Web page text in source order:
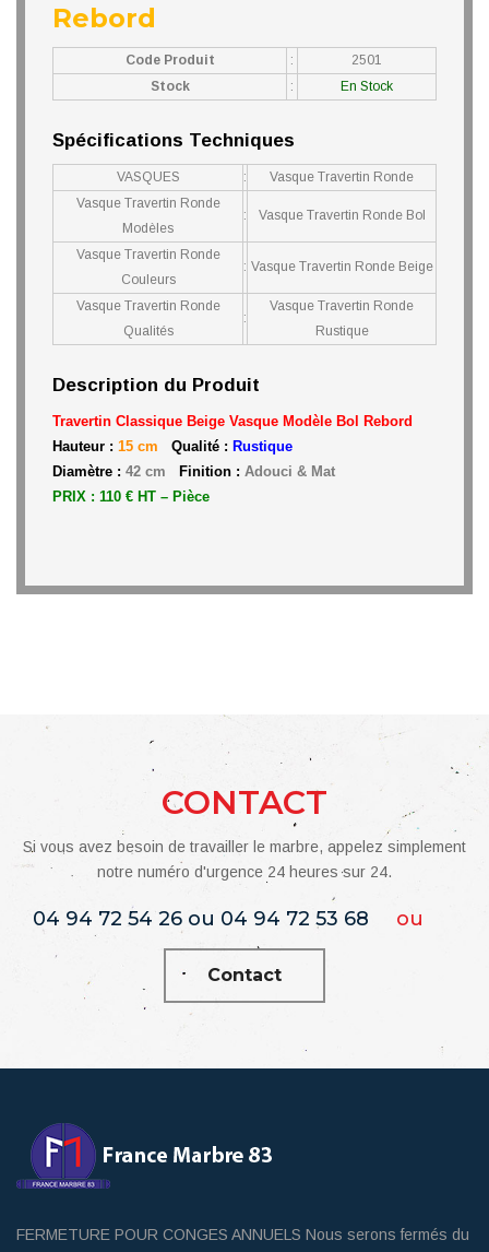
Rebord
Code Produit :
2501
Stock
: En Stock
Spécifications Techniques
VASQUES :
Vasque Travertin Ronde
Vasque Travertin Ronde
Modèles
: Vasque Travertin Ronde Bol
Vasque Travertin Ronde
Couleurs
: Vasque Travertin Ronde Beige
Vasque Travertin Ronde
Qualités
:
Vasque Travertin Ronde
Rustique
Description du Produit
Travertin Classique Beige Vasque Modèle Bol
Rebord
Hauteur : 15 cm Qualité : Rustique
Diamètre : 42 cm Finition : Adouci & Mat
PRIX : 110 € HT – Pièce
CONTACT
Si vous avez besoin de travailler le marbre, appelez simplement
notre numéro d'urgence 24 heures sur 24.
04 94 72 54 26 ou 04 94 72 53 68 ou
Contact
FERMETURE POUR CONGES ANNUELS Nous serons fermés du